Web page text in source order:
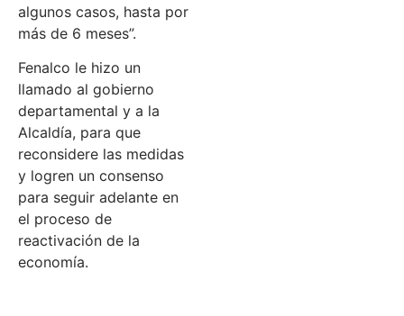
algunos casos, hasta por
más de 6 meses”.
Fenalco le hizo un
llamado al gobierno
departamental y a la
Alcaldía, para que
reconsidere las medidas
y logren un consenso
para seguir adelante en
el proceso de
reactivación de la
economía.